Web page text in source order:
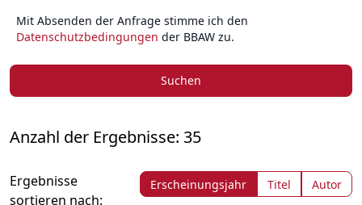
Mit Absenden der Anfrage stimme ich den
Datenschutzbedingungen der BBAW zu.
Suchen
Anzahl der Ergebnisse: 35
Ergebnisse
sortieren nach:
Erscheinungsjahr Titel Autor